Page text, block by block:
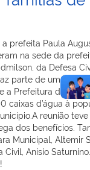
a prefeita Paula
na sede da
da Defesa
parte de uma
a Prefeitura de
caixas d’água à
reunião
dos benefícios.
Municipal, Altemir
Anísio